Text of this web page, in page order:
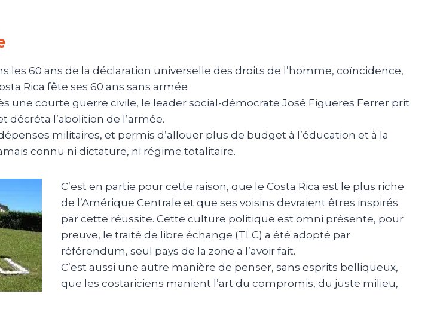
les 60 ans de la déclaration universelle des droits de l’homme, coïncidence,
Rica fête ses 60 ans sans armée
une courte guerre civile, le leader social-démocrate José Figueres Ferrer prit
décréta l’abolition de l’armée.
militaires, et permis d’allouer plus de budget à l’éducation et à la
connu ni dictature, ni régime totalitaire.
C’est en partie pour cette raison, que le Costa Rica est le plus riche
de l’Amérique Centrale et que ses voisins devraient êtres inspirés
par cette réussite. Cette culture politique est omni présente, pour
preuve, le traité de libre échange (TLC) a été adopté par
référendum, seul pays de la zone a l’avoir fait.
C’est aussi une autre manière de penser, sans esprits belliqueux,
que les costariciens manient l’art du compromis, du juste milieu,